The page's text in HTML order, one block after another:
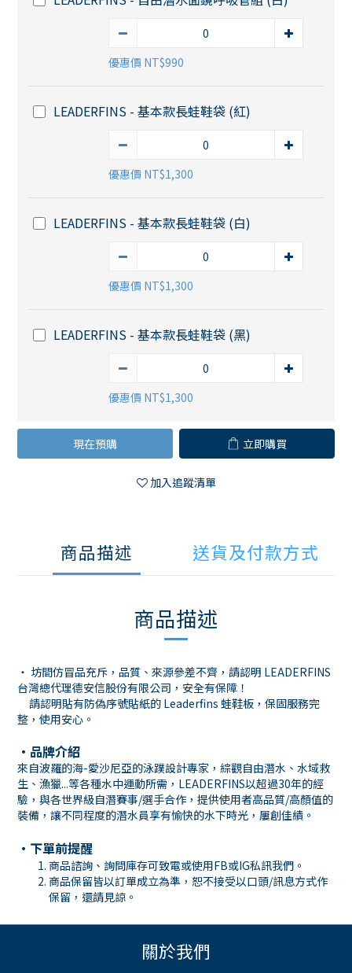
優惠價 NT$990
LEADERFINS - 基本款長蛙鞋袋 (紅)
優惠價 NT$1,300
LEADERFINS - 基本款長蛙鞋袋 (白)
優惠價 NT$1,300
LEADERFINS - 基本款長蛙鞋袋 (黑)
優惠價 NT$1,300
現在預購 立即購買
加入追蹤清單
商品描述 送貨及付款方式
商品描述
・ 坊間仿冒品充斥，品質、來源參差不齊，請認明 LEADERFINS
台灣總代理德安信股份有限公司，安全有保障！
請認明貼有防偽序號貼紙的 Leaderfins 蛙鞋板，保固服務完
整，使用安心。
・ 品牌介紹
來自波羅的海-愛沙尼亞的泳蹼設計專家，綜觀自由潛水、水域救
生、漁獵...等各種水中運動所需，LEADERFINS以超過30年的經
驗，與各世界級自潛賽事/選手合作，提供使用者高品質/高顏值的
裝備，讓不同程度的潛水員享有愉快的水下時光，屢創佳績。
・下單前提醒
商品諮詢、詢問庫存可致電或使用FB或IG私訊我們。
商品保留皆以訂單成立為準，恕不接受以口頭/訊息方式作
保留，還請見諒。
關於我們